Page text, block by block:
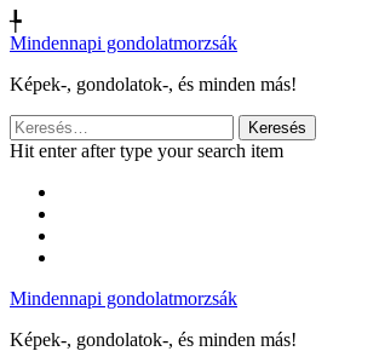
╄
Mindennapi gondolatmorzsák
Képek-, gondolatok-, és minden más!
Keresés:
Hit enter after type your search item
Mindennapi gondolatmorzsák
Képek-, gondolatok-, és minden más!